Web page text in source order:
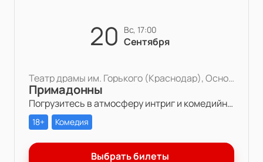
20 вс, 17:00
Сентября
Театр драмы им. Горького (Краснодар), Основная сцена
Примадонны
Погрузитесь в атмосферу интриг и комедийных ситуаций в спектакле «Примадонны» в Театре драмы им. Горького. Узнайте, как Максин и Стефани перевернут жизнь богатого дома в Йорке. Не упустите возможность насладиться игрой талантливых актёров!
18+ Комедия
Выбрать билеты